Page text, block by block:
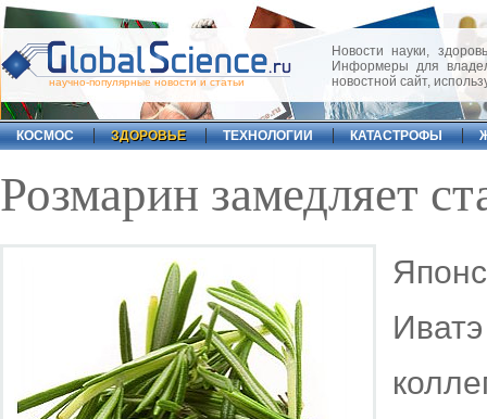
научно-популярные новости и статьи
Новости науки,
Информеры для
новостной сайт,
КОСМОС ЗДОРОВЬЕ ТЕХНОЛОГИИ КАТАСТРОФЫ
Розмарин замедляет